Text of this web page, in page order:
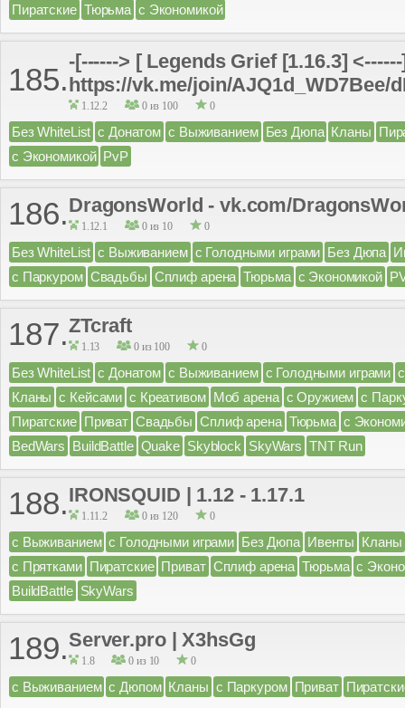
Пиратские Тюрьма с Экономикой
185.
-[------> [ Legends Grief [1.16.3]
https://vk.me/join/AJQ1d_WD7Bee/
1.12.2 0 из 100 0
Без WhiteList с Донатом с Выживанием Без Дюпа Кланы
с Экономикой PvP
186.DragonsWorld - vk.com/
1.12.1 0 из 10 0
Без WhiteList с Выживанием с Голодными играми Без Дюпа
с Паркуром Свадьбы Сплиф арена Тюрьма с Экономикой
187.ZTcraft
1.13 0 из 100 0
Без WhiteList с Донатом с Выживанием с Голодными играми
Кланы с Кейсами с Креативом Моб арена с Оружием с
Пиратские Приват Свадьбы Сплиф арена Тюрьма с
BedWars BuildBattle Quake Skyblock SkyWars TNT Run
188.IRONSQUID | 1.12 - 1.17.1
1.11.2 0 из 120 0
с Выживанием с Голодными играми Без Дюпа Ивенты Кланы
с Прятками Пиратские Приват Сплиф арена Тюрьма с
BuildBattle SkyWars
189.Server.pro | X3hsGg
1.8 0 из 10 0
с Выживанием с Дюпом Кланы с Паркуром Приват